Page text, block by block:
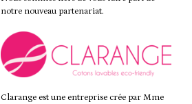
notre nouveau partenariat.
Clarange est une entreprise crée par Mme